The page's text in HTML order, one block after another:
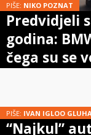
PIŠE: NIKO POZNAT
Predvidjeli
godina:
čega su se
PIŠE: IVAN IGLOO
“Najkul”